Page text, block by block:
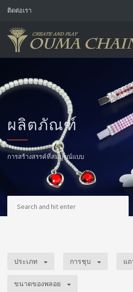
ติดต่อเรา
ผลิตภัณฑ์
การสร้างสรรค์ที่สมบูรณ์แบบ
ประเภท การชุบ แ
ขนาดของพลอย